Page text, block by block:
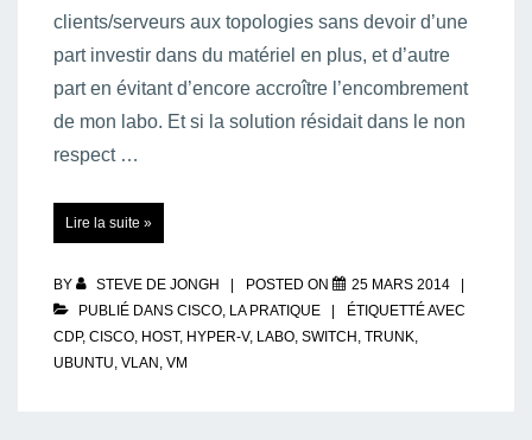
clients/serveurs aux topologies sans devoir d’une
part investir dans du matériel en plus, et d’autre
part en évitant d’encore accroître l’encombrement
de mon labo. Et si la solution résidait dans le non
respect …
virtuels
pour
réel…
Lire la suite »
BY STEVE DE JONGH POSTED ON
25 MARS 2014
PUBLIÉ DANS CISCO, LA PRATIQUE
ÉTIQUETTÉ AVEC
CDP, CISCO, HOST, HYPER-V, LABO, SWITCH , TRUNK,
UBUNTU, VLAN , VM